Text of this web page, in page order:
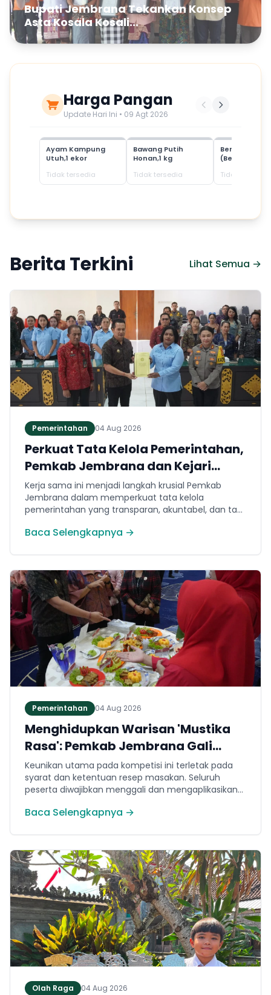
Bupati Jembrana Tekankan Konsep
Asta Kosala Kosali...
Harga Pangan
Update Hari Ini • 09 Agt 2026
Ayam Kampung
Utuh,1 ekor
Tidak tersedia
Bawang Putih
Honan,1 kg
Tidak tersedia
Beras
(Beras SPHP)
Tidak tersedia
Berita Terkini Lihat Semua →
Pemerintahan 04 Aug 2026
Perkuat Tata Kelola Pemerintahan,
Pemkab Jembrana dan Kejari
Jembrana Sepakati Kerja Sama
Hukum Datun
Kerja sama ini menjadi langkah krusial Pemkab
Jembrana dalam memperkuat tata kelola
pemerintahan yang transparan, akuntabel, dan taat
mencakup tiga domain utama, yakni pemberian
tindakan hukum lainnya.
Baca Selengkapnya →
Pemerintahan 04 Aug 2026
Menghidupkan Warisan 'Mustika
Rasa': Pemkab Jembrana Gali
Keteladanan Bung Karno Lewat
Lomba Cipta Menu Kuliner
Keunikan utama pada kompetisi ini terletak pada
syarat dan ketentuan resep masakan. Seluruh
peserta diwajibkan menggali dan mengaplikasikan
Mustika Rasa—buku kumpulan resep Nusantara
Indonesia, Ir. Soekarno. Melalui panduan resep
historis tersebut, para peserta berhasil
menghidangkan berbagai kreasi olahan pangan
lokal yang tidak hanya lezat tetapi juga bergizi,
beragam, aman dan seimbang.
Baca Selengkapnya →
Olah Raga 04 Aug 2026